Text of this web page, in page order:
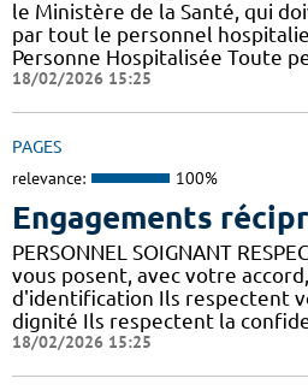
le Ministère de la Santé, qui
par tout le personnel
Personne Hospitalisée Toute
18/02/2026 15:25
PAGES
relevance: 100%
Engagements
PERSONNEL SOIGNANT
vous posent, avec votre
d'identification Ils respectent
dignité Ils respectent la
18/02/2026 15:25